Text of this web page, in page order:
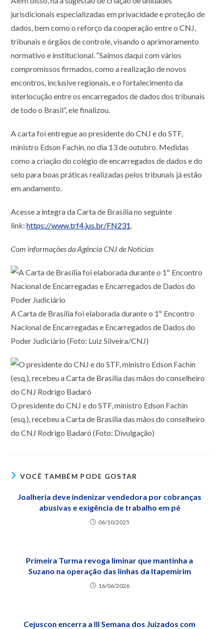
jurisdicionais especializadas em privacidade e proteção de
dados, bem como o reforço da cooperação entre o CNJ,
tribunais e órgãos de controle, visando o aprimoramento
normativo e institucional. “Saímos daqui com vários
compromissos firmados, como a realização de novos
encontros, inclusive regionais, e o fortalecimento da
interlocução entre os encarregados de dados dos tribunais
de todo o Brasil”, ele finalizou.
A carta foi entregue ao presidente do CNJ e do STF,
ministro Edson Fachin, no dia 13 de outubro. Medidas
como a criação do colégio de encarregados de dados e do
selo para boas práticas realizadas pelos tribunais já estão
em andamento.
Acesse a íntegra da Carta de Brasília no seguinte
link:https://www.trf4.jus.br/FN231.
Com informações da Agência CNJ de Notícias
A Carta de Brasília foi elaborada durante o 1º Encontro
Nacional de Encarregadas e Encarregados de Dados do
Poder Judiciário (Foto: Luiz Silveira/CNJ)
O presidente do CNJ e do STF, ministro Edson Fachin
(esq.), recebeu a Carta de Brasília das mãos do conselheiro
do CNJ Rodrigo Badaró (Foto: Divulgação)
VOCÊ TAMBÉM PODE GOSTAR
Joalheria deve indenizar vendedora por cobranças
abusivas e exigência de trabalho em pé
06/10/2025
Primeira Turma revoga liminar que mantinha a
Suzano na operação das linhas da Itapemirim
16/06/2026
Cejuscon encerra a III Semana dos Juizados com